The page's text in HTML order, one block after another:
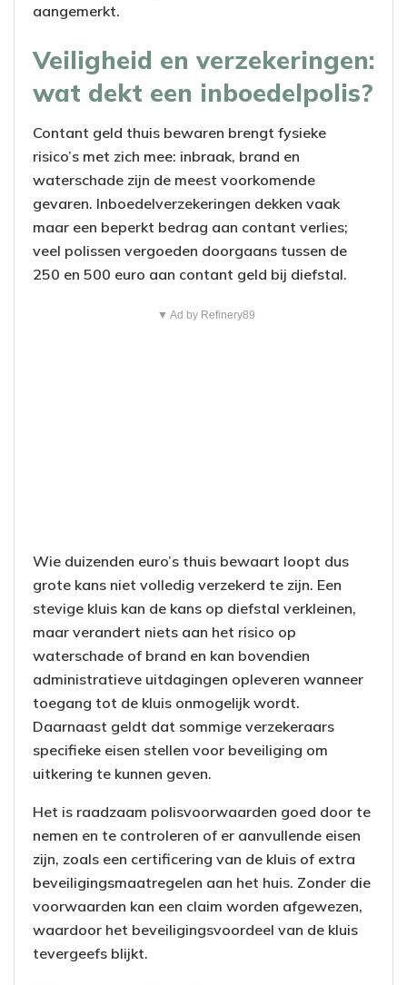
aangemerkt.
Veiligheid en verzekeringen:
wat dekt een inboedelpolis?
Contant geld thuis bewaren brengt fysieke
risico’s met zich mee: inbraak, brand en
waterschade zijn de meest voorkomende
gevaren. Inboedelverzekeringen dekken vaak
maar een beperkt bedrag aan contant verlies;
veel polissen vergoeden doorgaans tussen de
250 en 500 euro aan contant geld bij diefstal.
▼ Ad by Refinery89
Wie duizenden euro’s thuis bewaart loopt dus
grote kans niet volledig verzekerd te zijn. Een
stevige kluis kan de kans op diefstal verkleinen,
maar verandert niets aan het risico op
waterschade of brand en kan bovendien
administratieve uitdagingen opleveren wanneer
toegang tot de kluis onmogelijk wordt.
Daarnaast geldt dat sommige verzekeraars
specifieke eisen stellen voor beveiliging om
uitkering te kunnen geven.
Het is raadzaam polisvoorwaarden goed door te
nemen en te controleren of er aanvullende eisen
zijn, zoals een certificering van de kluis of extra
beveiligingsmaatregelen aan het huis. Zonder die
voorwaarden kan een claim worden afgewezen,
waardoor het beveiligingsvoordeel van de kluis
tevergeefs blijkt.